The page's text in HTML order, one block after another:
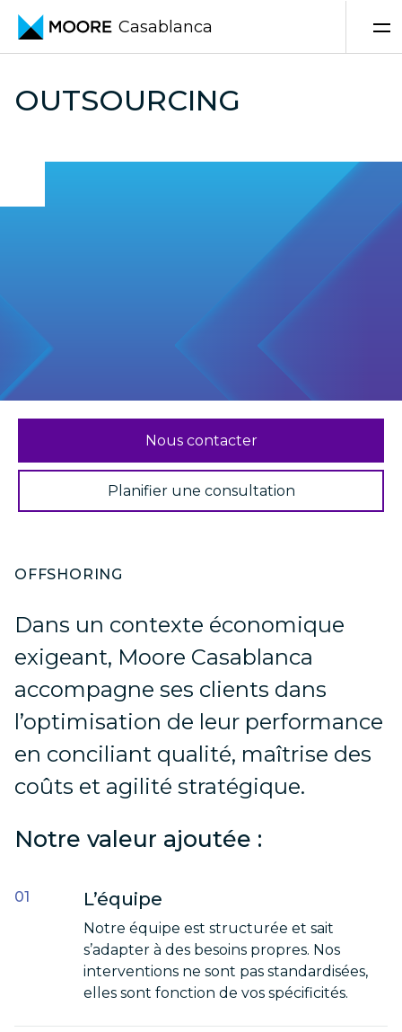
Casablanca
OUTSOURCING
Nous contacter
Planifier une consultation
OFFSHORING
Dans un contexte économique
exigeant, Moore Casablanca
accompagne ses clients dans
l’optimisation de leur performance
en conciliant qualité, maîtrise des
coûts et agilité stratégique.
Notre valeur ajoutée :
L’équipe
Notre équipe est structurée et sait
s’adapter à des besoins propres. Nos
interventions ne sont pas standardisées,
elles sont fonction de vos spécificités.